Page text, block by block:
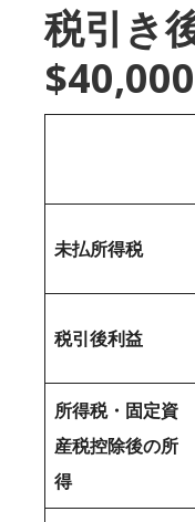
税引き
未払所得税
税引後利益
所得税・固定資
産税控除後の所
得